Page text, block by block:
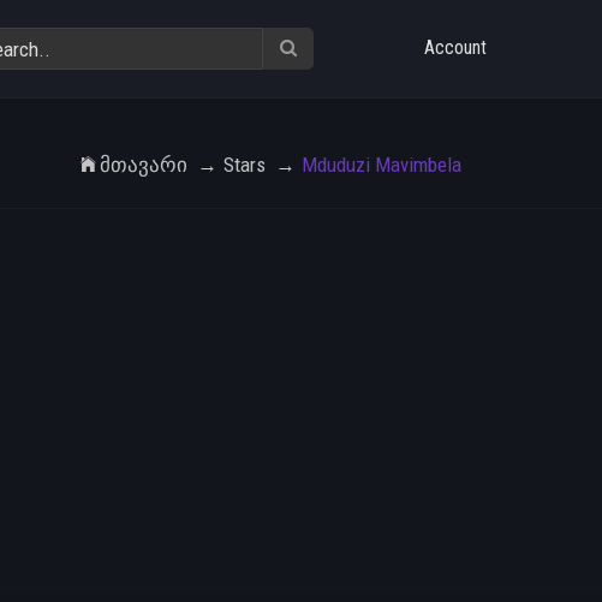
Account
Მთავარი Stars Mduduzi Mavimbela